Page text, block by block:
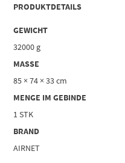
PRODUKTDETAILS
GEWICHT
32000 g
MASSE
85 × 74 × 33 cm
MENGE IM GEBINDE
1 STK
BRAND
AIRNET